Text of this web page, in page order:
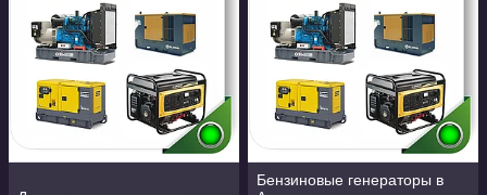
Бензиновые генераторы в